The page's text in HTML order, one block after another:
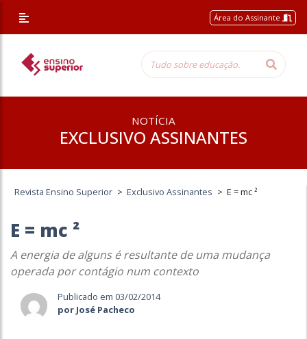
Área do Assinante
NOTÍCIA
EXCLUSIVO ASSINANTES
Revista Ensino Superior > Exclusivo Assinantes > E = mc ²
E = mc ²
A energia de alguns é resultante de uma mudança
operada por contágio num contexto
Publicado em 03/02/2014
por José Pacheco